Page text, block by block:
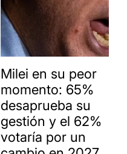
Milei en su peor
momento: 65%
desaprueba su
gestión y el 62%
votaría por un